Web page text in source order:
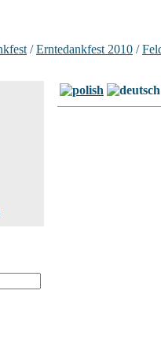
/Erntedankfest 2010 /